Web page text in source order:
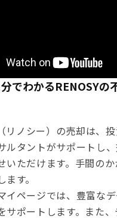
リノシー）の売却は、
ルタントがサポートし
いただけます。手間の
す。
イページでは、豊富な
サポートします。また
でわかるRENOSYの